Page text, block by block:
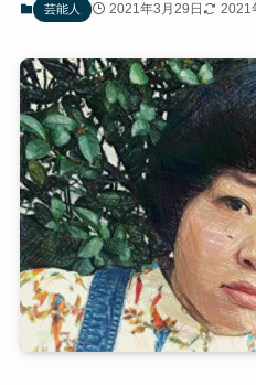
芸能人 2021年3月29日 2021